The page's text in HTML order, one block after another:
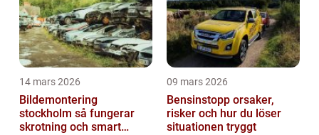
14 mars 2026
Bildemontering
stockholm så fungerar
skrotning och smart
09 mars 2026
Bensinstopp orsaker,
risker och hur du löser
situationen tryggt